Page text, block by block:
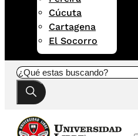
Cúcuta
Cartagena
El Socorro
Buscar